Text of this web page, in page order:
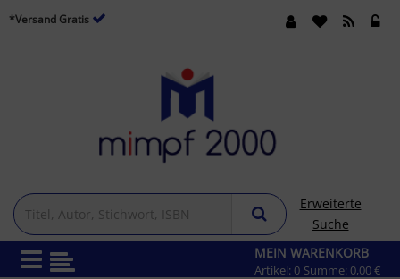
*Versand Gratis
Erweiterte
Suche
MEIN WARENKORB
Artikel: 0 Summe: 0,00 €